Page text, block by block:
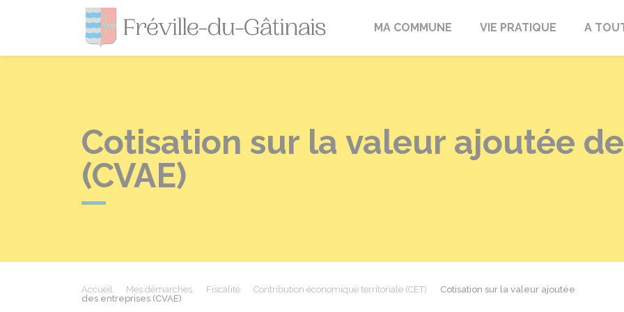
Fréville-du-Gâtinais
MA COMMUNE VIE PRATIQUE A
Cotisation sur la valeur ajoutée
(CVAE)
Accueil Mes démarches Fiscalité Contribution économique territoriale (CET)
Cotisation sur la valeur ajoutée
des entreprises (CVAE)